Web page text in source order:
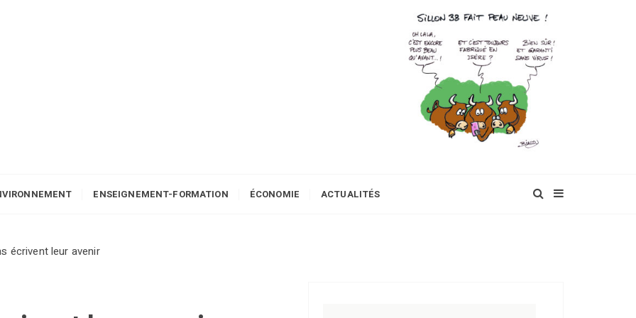
ENSEIGNEMENT-FORMATION ÉCONOMIE ACTUALITÉS
écrivent leur avenir